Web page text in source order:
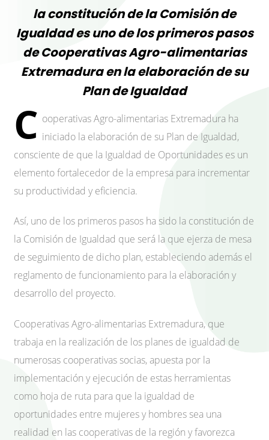
la constitución de la Comisión de
Igualdad es uno de los primeros pasos
de Cooperativas Agro-alimentarias
Extremadura en la elaboración de su
Plan de Igualdad
C ooperativas Agro-alimentarias Extremadura ha
iniciado la elaboración de su Plan de Igualdad,
consciente de que la Igualdad de Oportunidades es un
elemento fortalecedor de la empresa para incrementar
su productividad y eficiencia.
Así, uno de los primeros pasos ha sido la constitución de
la Comisión de Igualdad que será la que ejerza de mesa
de seguimiento de dicho plan, estableciendo además el
reglamento de funcionamiento para la elaboración y
desarrollo del proyecto.
Cooperativas Agro-alimentarias Extremadura, que
trabaja en la realización de los planes de igualdad de
numerosas cooperativas socias, apuesta por la
implementación y ejecución de estas herramientas
como hoja de ruta para que la igualdad de
oportunidades entre mujeres y hombres sea una
realidad en las cooperativas de la región y favorezca